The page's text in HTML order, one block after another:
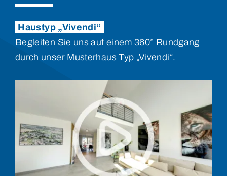
Haustyp „Vivendi“
Begleiten Sie uns auf einem 360° Rundgang
durch unser Musterhaus Typ „Vivendi“.